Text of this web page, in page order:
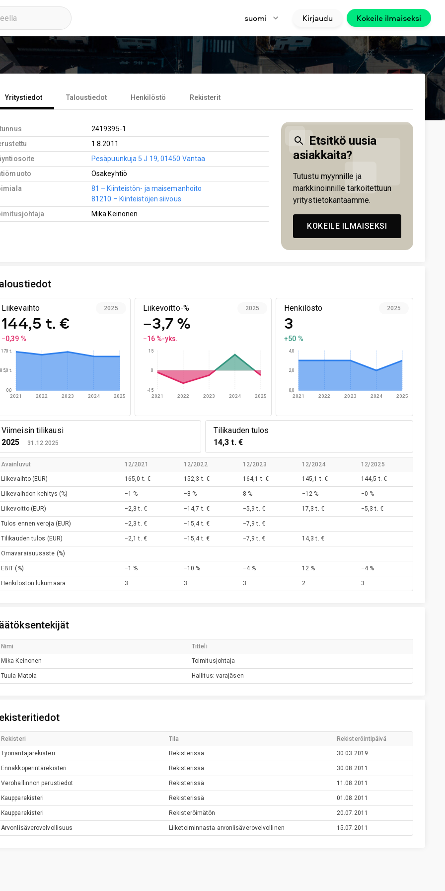
suomi Kirjaudu Kokeile ilmaiseksi
Yritystiedot Taloustiedot Henkilöstö Rekisterit
2419395-1
1.8.2011
Pesäpuunkuja 5 J 19, 01450 Vantaa
Osakeyhtiö
81 – Kiinteistön- ja maisemanhoito
81210 – Kiinteistöjen siivous
Mika Keinonen
Etsitkö uusia
asiakkaita?
Tutustu myynnille ja
markkinoinnille tarkoitettuun
yritystietokantaamme.
KOKEILE ILMAISEKSI
Liikevaihto
144,5 t. €
−0,39 %
2025
2021 2022 2023 2024 2025
0,0
85,0 t.
170 t.
Liikevoitto-%
−3,7 %
−16 %-yks.
2025
2021 2022 2023 2024 2025
-15
0
15
Henkilöstö
3
+50 %
2025
2021 2022 2023 2024 2025
0,0
2,0
4,0
Viimeisin tilikausi
2025
31.12.2025
Tilikauden tulos
14,3 t. €
Avainluvut 12/2021 12/2022 12/2023 12/2024 12/2025
Liikevaihto (EUR) 165,0 t. € 152,3 t. € 164,1 t. € 145,1 t. € 144,5 t. €
Liikevaihdon kehitys (%) −1 % −8 % 8 % −12 % −0 %
Liikevoitto (EUR) −2,3 t. € −14,7 t. € −5,9 t. € 17,3 t. € −5,3 t. €
Tulos ennen veroja (EUR) −2,3 t. € −15,4 t. € −7,9 t. €
Tilikauden tulos (EUR) −2,1 t. € −15,4 t. € −7,9 t. € 14,3 t. €
Omavaraisuusaste (%)
EBIT (%) −1 % −10 % −4 % 12 % −4 %
Henkilöstön lukumäärä 3 3 3 2 3
Nimi Titteli
Mika Keinonen Toimitusjohtaja
Tuula Matola Hallitus: varajäsen
Rekisteri Tila Rekisteröintipäivä
Työnantajarekisteri Rekisterissä 30.03.2019
Ennakkoperintärekisteri Rekisterissä 30.08.2011
Verohallinnon perustiedot Rekisterissä 11.08.2011
Kaupparekisteri Rekisterissä 01.08.2011
Kaupparekisteri Rekisteröimätön 20.07.2011
Arvonlisäverovelvollisuus Liiketoiminnasta arvonlisäverovelvollinen 15.07.2011